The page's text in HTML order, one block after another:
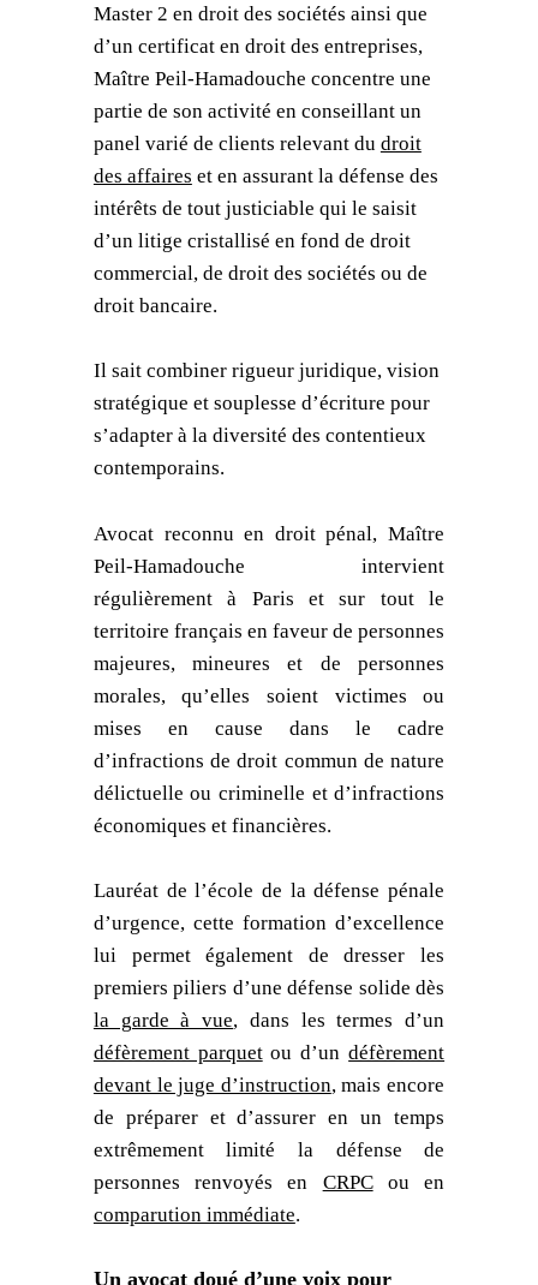
Master 2 en droit des sociétés ainsi que
d’un certificat en droit des entreprises,
Maître Peil-Hamadouche concentre une
partie de son activité en conseillant un
panel varié de clients relevant du droit
des affaires et en assurant la défense des
intérêts de tout justiciable qui le saisit
d’un litige cristallisé en fond de droit
commercial, de droit des sociétés ou de
droit bancaire.
Il sait combiner rigueur juridique, vision
stratégique et souplesse d’écriture pour
s’adapter à la diversité des contentieux
contemporains.
Avocat reconnu en droit pénal, Maître
Peil-Hamadouche intervient
régulièrement à Paris et sur tout le
territoire français en faveur de personnes
majeures, mineures et de personnes
morales, qu’elles soient victimes ou
mises en cause dans le cadre
d’infractions de droit commun de nature
délictuelle ou criminelle et d’infractions
économiques et financières.
Lauréat de l’école de la défense pénale
d’urgence, cette formation d’excellence
lui permet également de dresser les
premiers piliers d’une défense solide dès
la garde à vue, dans les termes d’un
défèrement parquetou d’undéfèrement
devant le juge d’instruction, mais encore
de préparer et d’assurer en un temps
extrêmement limité la défense de
personnes renvoyés en CRPCou en
comparution immédiate.
Un avocat doué d’une voix pour